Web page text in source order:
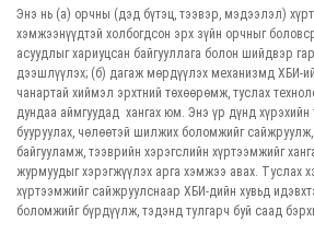
Энэ нь (a) орчны (дэд бүтэц, тээвэр, мэдээлэл)
хэмжээнүүдтэй холбогдсон эрх зүйн орчныг
асуудлыг хариуцсан байгууллага болон шийдвэр
дээшлүүлэх; (б) дагаж мөрдүүлэх механизмд ХБИ-
чанартай хиймэл эрхтний төхөөрөмж, туслах
дундаа аймгуудад хангах юм. Энэ үр дүнд
бууруулах, чөлөөтэй шилжих боломжийг
байгууламж, тээврийн хэрэгслийн хүртээмжийг
журмуудыг хэрэгжүүлэх арга хэмжээ авах. Туслах
хүртээмжийг сайжруулснаар ХБИ-дийн хувьд
боломжийг бүрдүүлж, тэдэнд тулгарч буй саад